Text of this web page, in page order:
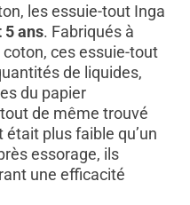
les essuie-tout Inga
ans. Fabriqués à
coton, ces essuie-tout
de liquides,
du papier
de même trouvé
plus faible qu’un
essorage, ils
une efficacité